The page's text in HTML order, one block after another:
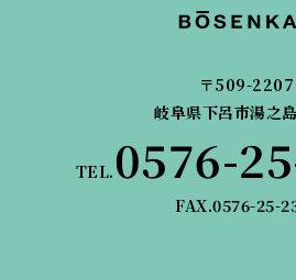
〒509-2207
岐阜県下呂市湯之
TEL.0576-
FAX.0576-25-